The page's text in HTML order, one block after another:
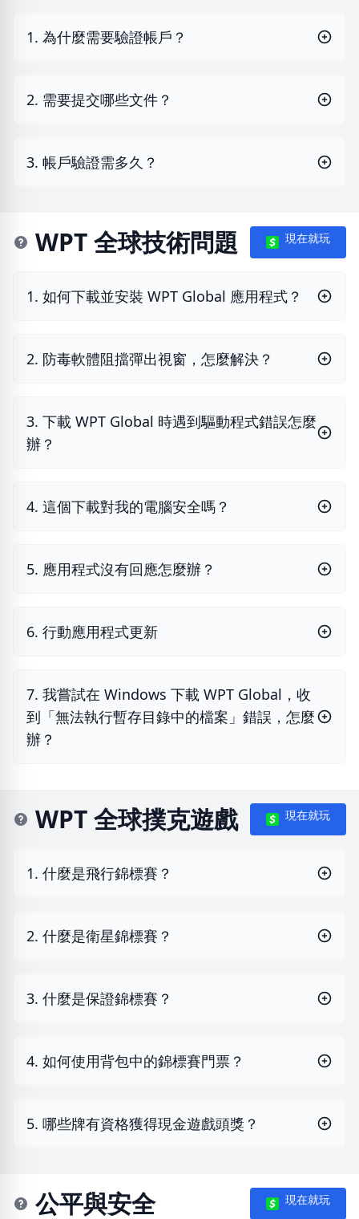
1. 為什麼需要驗證帳戶？
2. 需要提交哪些文件？
3. 帳戶驗證需多久？
WPT 全球技術問題 現在就玩
1. 如何下載並安裝 WPT Global 應用程式？
2. 防毒軟體阻擋彈出視窗，怎麼解決？
3. 下載 WPT Global 時遇到驅動程式錯誤怎麼
辦？
4. 這個下載對我的電腦安全嗎？
5. 應用程式沒有回應怎麼辦？
6. 行動應用程式更新
7. 我嘗試在 Windows 下載 WPT Global，收
到「無法執行暫存目錄中的檔案」錯誤，怎麼
辦？
WPT 全球撲克遊戲 現在就玩
1. 什麼是飛行錦標賽？
2. 什麼是衛星錦標賽？
3. 什麼是保證錦標賽？
4. 如何使用背包中的錦標賽門票？
5. 哪些牌有資格獲得現金遊戲頭獎？
公平與安全 現在就玩